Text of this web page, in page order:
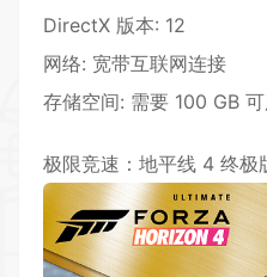
DirectX 版本: 12
网络: 宽带互联网连接
存储空间: 需要 100 GB
极限竞速：地平线 4 终极